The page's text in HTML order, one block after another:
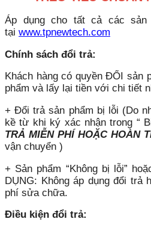
Áp dụng cho tất cả các sản
tại www.tpnewtech.com
Chính sách đổi trả:
Khách hàng có quyền ĐỔI sản
phẩm và lấy lại tiền với chi tiết
+ Đổi trả sản phẩm bị lỗi (Do
kề từ khi ký xác nhận trong “
TRẢ MIỄN PHÍ HOẶC HOÀN
vận chuyển )
+ Sản phẩm “Không bị lỗi”
DỤNG: Không áp dụng đổi trả
phí sửa chữa.
Điều kiện đổi trả: